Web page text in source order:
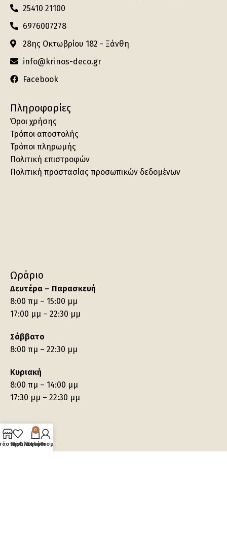
25410 21100
6976007278
28ης Οκτωβρίου 182 - Ξάνθη
info@krinos-deco.gr
Facebook
Πληροφορίες
Όροι χρήσης
Τρόποι αποστολής
Τρόποι πληρωμής
Πολιτική επιστροφών
Πολιτική προστασίας προσωπικών δεδομένων
Ωράριο
Δευτέρα – Παρασκευή
8:00 πμ – 15:00 μμ
17:00 μμ – 22:30 μμ
Σάββατο
8:00 πμ – 22:30 μμ
Κυριακή
8:00 πμ – 14:00 μμ
17:30 μμ – 22:30 μμ
Wishlist
0
Καλάθι
Ο λογαριασμός μου